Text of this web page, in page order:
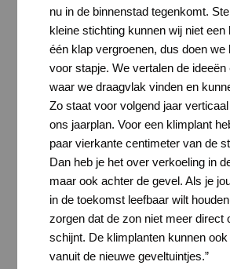
nu in de binnenstad tegenkomt.
kleine stichting kunnen wij niet een
één klap vergroenen, dus doen we
voor stapje. We vertalen de ideeën
waar we draagvlak vinden en
Zo staat voor volgend jaar
ons jaarplan. Voor een klimplant
paar vierkante centimeter van de
Dan heb je het over verkoeling in
maar ook achter de gevel. Als je
in de toekomst leefbaar wilt
zorgen dat de zon niet meer direct
schijnt. De klimplanten kunnen
vanuit de nieuwe geveltuintjes.”